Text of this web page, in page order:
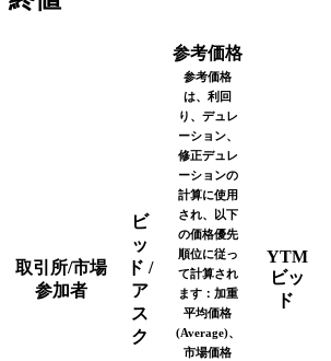
取引所/市場
参加者
ビ
ッ
ド /
ア
ス
ク
参考価格
参考価格
は、利回
り、デュレ
ーション、
修正デュレ
ーションの
計算に使用
され、以下
の価格優先
順位に従っ
て計算され
ます：加重
平均価格
(Average)、
市場価格
YTM
ビッ
ド